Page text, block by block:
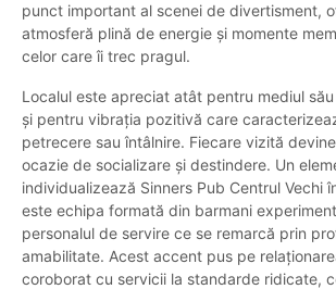
punct important al scenei de divertisment,
atmosferă plină de energie și momente
celor care îi trec pragul.
Localul este apreciat atât pentru mediul
și pentru vibrația pozitivă care
petrecere sau întâlnire. Fiecare vizită
ocazie de socializare și destindere. Un
individualizează Sinners Pub Centrul Vechi
este echipa formată din barmani
personalul de servire ce se remarcă prin
amabilitate. Acest accent pus pe
coroborat cu servicii la standarde ridicate,